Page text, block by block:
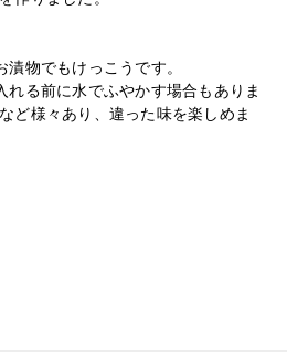
物でもけっこうです。
る前に水でふやかす場合もありま
ど様々あり、違った味を楽しめま